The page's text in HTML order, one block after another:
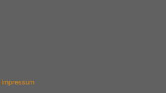
Impressum